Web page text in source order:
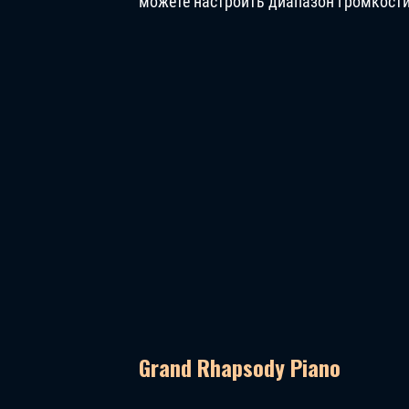
Grand Rhapsody Piano